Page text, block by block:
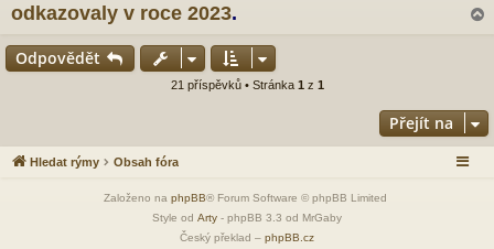
p
ě
e
k
odkazovaly v roce 2023.
Odpovědět
21 příspěvků • Stránka 1z 1
Přejít na
Hledat rýmy Obsah fóra
Založeno na phpBB® Forum Software © phpBB Limited
Style od Arty - phpBB 3.3 od MrGaby
Český překlad – phpBB.cz